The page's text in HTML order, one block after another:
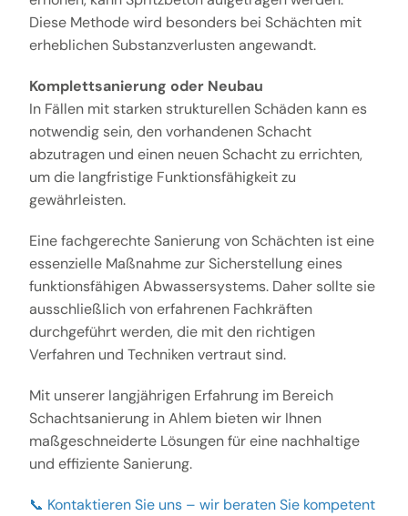
Diese Methode wird besonders bei Schächten mit
erheblichen Substanzverlusten angewandt.
Komplettsanierung oder Neubau
In Fällen mit starken strukturellen Schäden kann es
notwendig sein, den vorhandenen Schacht
abzutragen und einen neuen Schacht zu errichten,
um die langfristige Funktionsfähigkeit zu
gewährleisten.
Eine fachgerechte Sanierung von Schächten ist eine
essenzielle Maßnahme zur Sicherstellung eines
funktionsfähigen Abwassersystems. Daher sollte sie
ausschließlich von erfahrenen Fachkräften
durchgeführt werden, die mit den richtigen
Verfahren und Techniken vertraut sind.
Mit unserer langjährigen Erfahrung im Bereich
Schachtsanierung in Ahlem bieten wir Ihnen
maßgeschneiderte Lösungen für eine nachhaltige
und effiziente Sanierung.
📞 Kontaktieren Sie uns – wir beraten Sie kompetent